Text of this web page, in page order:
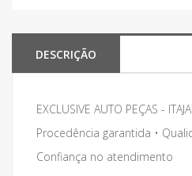
DESCRIÇÃO
EXCLUSIVE AUTO PEÇAS -
Procedência garantida •
Confiança no atendimento